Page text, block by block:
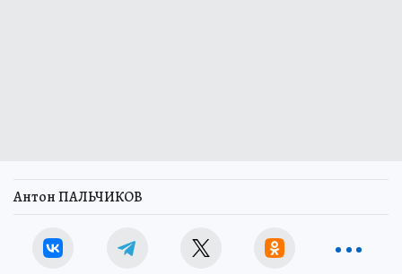
Антон ПАЛЬЧИКОВ